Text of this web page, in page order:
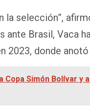
la selección”,
ante Brasil, Vaca
2023, donde anotó
Copa Simón Bolívar y